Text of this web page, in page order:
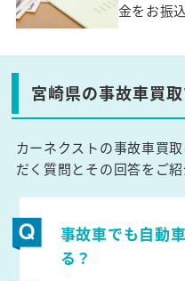
金をお振
宮崎県の事故車買
カーネクストの事故車買
だく質問とその回答をご
事故車でも自動
る？